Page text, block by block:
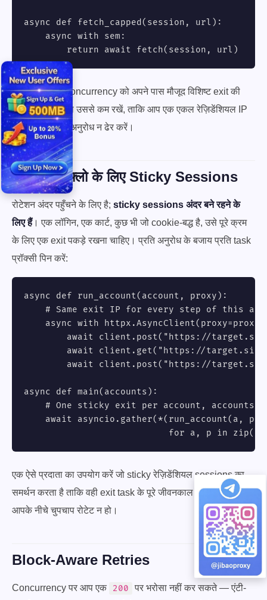
async def fetch_capped(session, url):
    async with sem:
        return await fetch(session, url)
अंगूठे का नियम: concurrency को अपने पास मौजूद विशिष्ट exit की
संख्या के बराबर या उससे कम रखें, ताकि आप एक एकल रेज़िडेंशियल IP
पर कई समानांतर अनुरोध न ढेर करें।
Stateful फ़्लो के लिए Sticky Sessions
रोटेशन अंदर पहुँचने के लिए है; sticky sessions अंदर बने रहने के
लिए हैं। एक लॉगिन, एक कार्ट, कुछ भी जो cookie-बद्ध है, उसे पूरे क्रम
के लिए एक exit पकड़े रखना चाहिए। प्रति अनुरोध के बजाय प्रति task
प्रॉक्सी पिन करें:
async def run_account(account, proxy):
# Same exit IP for every step of this
async with
await client.post("https://
await client.get("https://
await client.post("https://
async def main(accounts):
# One sticky exit per account, accounts
    await asyncio.gather(*(run_account(a, p)
for a, p in
एक ऐसे प्रदाता का उपयोग करें जो sticky रेज़िडेंशियल sessions का
समर्थन करता है ताकि वही exit task के पूरे जीवनकाल के लिए पकड़ा रहे,
आपके नीचे चुपचाप रोटेट न हो।
Block-Aware Retries
Concurrency पर आप एक 200 पर भरोसा नहीं कर सकते — एंटी-